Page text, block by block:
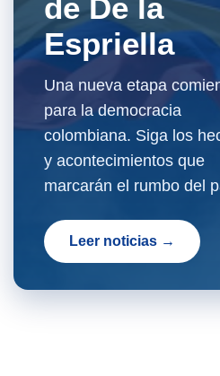
de De la
Espriella
Una nueva etapa
para la democracia
colombiana. Siga los
y acontecimientos que
marcarán el rumbo del
Leer noticias →